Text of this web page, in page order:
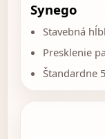
Synego
Stavebná
Presklenie
Štandardne